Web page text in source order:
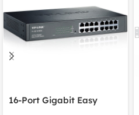
16-Port Gigabit Easy